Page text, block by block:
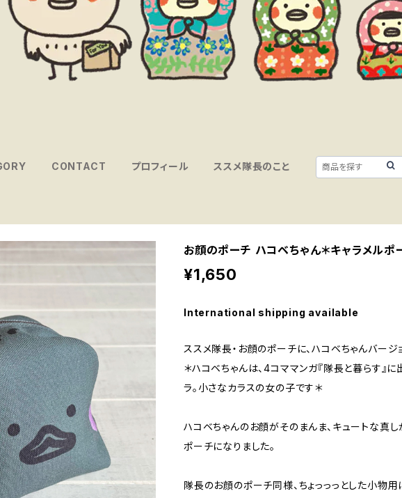
CONTACT プロフィール ススメ隊長のこと
お顔のポーチ ハコベちゃん＊キャラメル
¥1,650
International shipping available
ススメ隊長・お顔のポーチに、ハコベちゃんバージ
＊ハコベちゃんは、4コママンガ『隊長と暮らす』に
ラ。小さなカラスの女の子です＊
ハコベちゃんのお顔がそのまんま、キュートな真し
ポーチになりました。
隊長のお顔のポーチ同様、ちょっっっとした小物